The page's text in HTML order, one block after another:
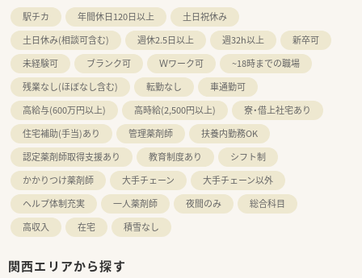
駅チカ 年間休日120日以上
土日祝休み
土日休み(相談可含む)
週休2.5日以上 週32h以上
新卒可
未経験可
ブランク可 Ｗワーク可
~18時までの職場
残業なし(ほぼなし含む)
転勤なし
車通勤可
高給与(600万円以上)
高時給(2,500円以上)
寮・借上社宅あり
住宅補助(手当)あり
管理薬剤師
扶養内勤務OK
認定薬剤師取得支援あり
教育制度あり
シフト制
かかりつけ薬剤師
大手チェーン
大手チェーン以外
ヘルプ体制充実
一人薬剤師 夜間のみ
総合科目
高収入
在宅 積雪なし
関西エリアから探す